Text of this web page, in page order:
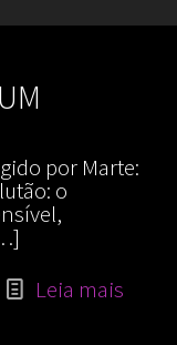
por Marte:
o
Leia mais